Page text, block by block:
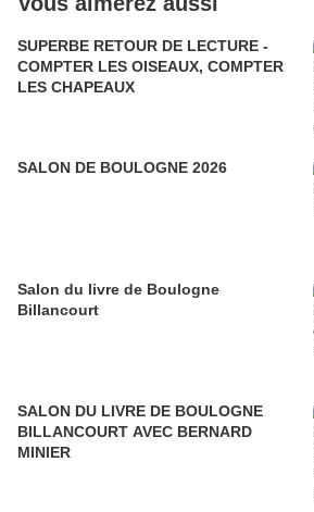
SUPERBE RETOUR DE LECTURE -
COMPTER LES OISEAUX, COMPTER
LES CHAPEAUX
SALON DE BOULOGNE 2026
Salon du livre de Boulogne
Billancourt
SALON DU LIVRE DE BOULOGNE
BILLANCOURT AVEC BERNARD
MINIER